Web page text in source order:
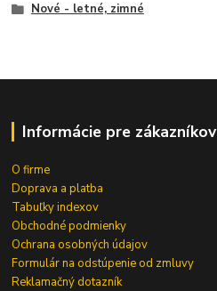
Nové - letné, zimné
Informácie pre zákazníkov
O firme
Doprava a platba
Tabuľky indexov
Obchodné podmienky
Ochrana osobných údajov
Formulár na odstúpenie od zmluvy
Reklamačný dotazník